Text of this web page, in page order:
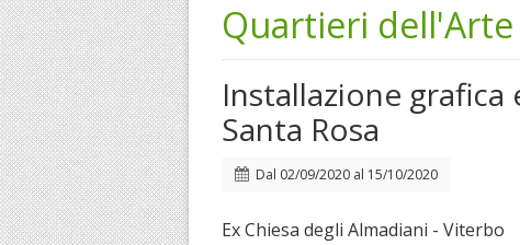
Quartieri dell'Arte
Installazione grafica
Santa Rosa
Dal 02/09/2020 al 15/10/2020
Ex Chiesa degli Almadiani - Viterbo